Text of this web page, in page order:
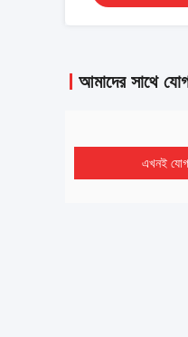
আমাদের সাথে
এখনই